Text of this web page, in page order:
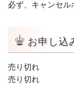
必ず、キャンセル
お申し込
売り切れ
売り切れ